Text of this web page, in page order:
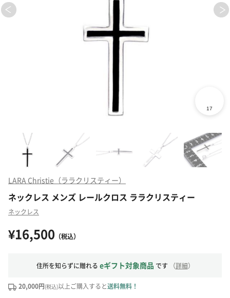
LARA Christie（ララクリスティー）
ネックレス メンズ レールクロス ララクリスティー
ネックレス
¥16,500 （税込）
住所を知らずに贈れる eギフト対象商品 です （詳細）
20,000円(税込)以上ご購入すると送料無料！